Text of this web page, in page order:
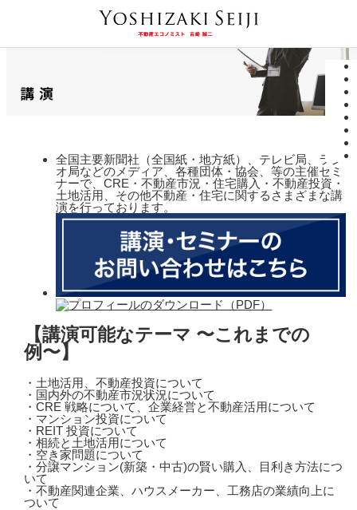
全国主要新聞社（全国紙・地方紙）、テレビ局、ラジ
オ局などのメディア、各種団体・協会、等の主催セミ
ナーで、CRE・不動産市況・住宅購入・不動産投資・
土地活用、その他不動産・住宅に関するさまざまな講
演を行っております。
【講演可能なテーマ 〜これまでの
例〜】
・土地活用、不動産投資について
・国内外の不動産市況状況について
・CRE 戦略について、企業経営と不動産活用について
・マンション投資について
・REIT 投資について
・相続と土地活用について
・空き家問題について
・分譲マンション(新築・中古)の賢い購入、目利き方法につ
いて
・不動産関連企業、ハウスメーカー、工務店の業績向上に
ついて